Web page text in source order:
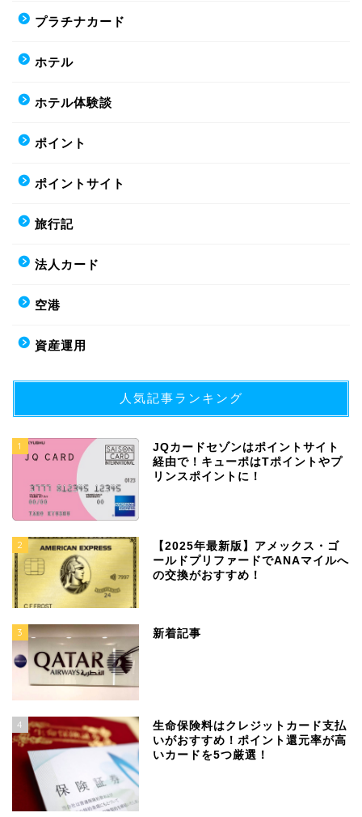
プラチナカード
ホテル
ホテル体験談
ポイント
ポイントサイト
旅行記
法人カード
空港
資産運用
人気記事ランキング
1
JQカードセゾンはポイントサイト
経由で！キューポはTポイントやプ
リンスポイントに！
2
【2025年最新版】アメックス・ゴ
ールドプリファードでANAマイルへ
の交換がおすすめ！
3 新着記事
4
生命保険料はクレジットカード支払
いがおすすめ！ポイント還元率が高
いカードを5つ厳選！